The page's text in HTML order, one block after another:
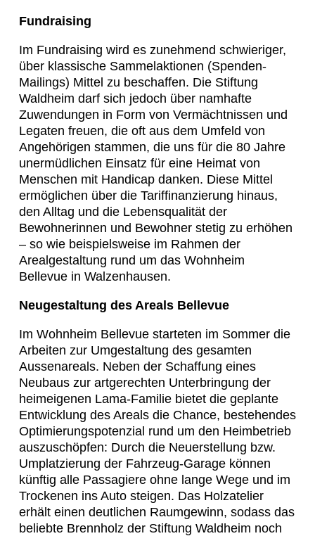
Fundraising
Im Fundraising wird es zunehmend schwieriger,
über klassische Sammelaktionen (Spenden-
Mailings) Mittel zu beschaffen. Die Stiftung
Waldheim darf sich jedoch über namhafte
Zuwendungen in Form von Vermächtnissen und
Legaten freuen, die oft aus dem Umfeld von
Angehörigen stammen, die uns für die 80 Jahre
unermüdlichen Einsatz für eine Heimat von
Menschen mit Handicap danken. Diese Mittel
ermöglichen über die Tariffinanzierung hinaus,
den Alltag und die Lebensqualität der
Bewohnerinnen und Bewohner stetig zu erhöhen
– so wie beispielsweise im Rahmen der
Arealgestaltung rund um das Wohnheim
Bellevue in Walzenhausen.
Neugestaltung des Areals Bellevue
Im Wohnheim Bellevue starteten im Sommer die
Arbeiten zur Umgestaltung des gesamten
Aussenareals. Neben der Schaffung eines
Neubaus zur artgerechten Unterbringung der
heimeigenen Lama-Familie bietet die geplante
Entwicklung des Areals die Chance, bestehendes
Optimierungspotenzial rund um den Heimbetrieb
auszuschöpfen: Durch die Neuerstellung bzw.
Umplatzierung der Fahrzeug-Garage können
künftig alle Passagiere ohne lange Wege und im
Trockenen ins Auto steigen. Das Holzatelier
erhält einen deutlichen Raumgewinn, sodass das
beliebte Brennholz der Stiftung Waldheim noch